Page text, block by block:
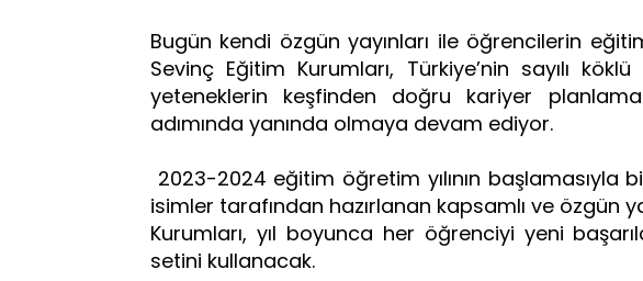
Bugün kendi özgün yayınları ile öğrencilerin
Sevinç Eğitim Kurumları, Türkiye’nin sayılı
yeteneklerin keşfinden doğru kariyer
adımında yanında olmaya devam ediyor.
2023-2024 eğitim öğretim yılının başlamasıyla
isimler tarafından hazırlanan kapsamlı ve özgün
Kurumları, yıl boyunca her öğrenciyi yeni
setini kullanacak.